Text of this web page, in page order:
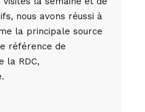
nous avons réussi à
la principale source
référence de
la RDC,